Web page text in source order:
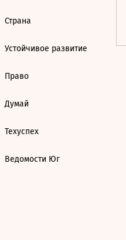
Страна
Устойчивое развитие
Право
Думай
Техуспех
Ведомости Юг